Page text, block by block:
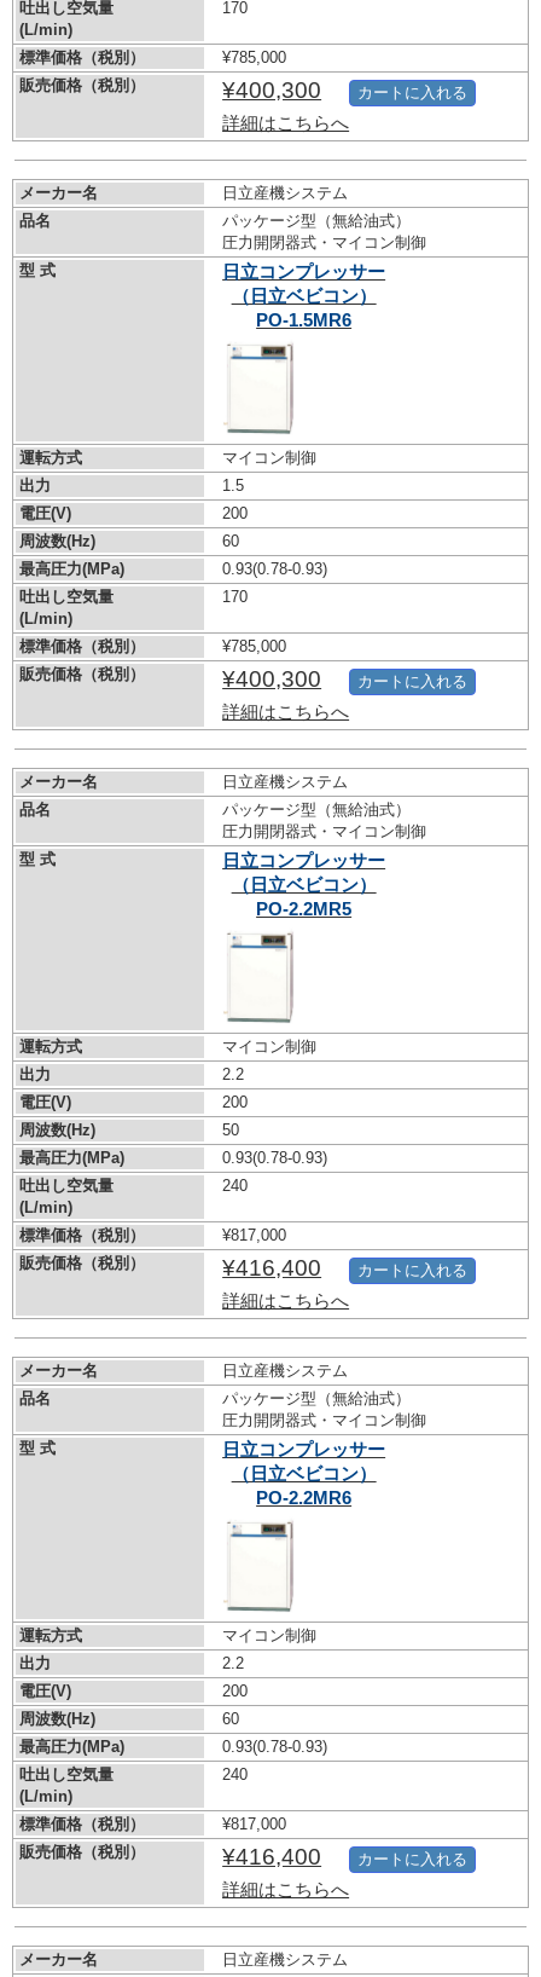
吐出し空気量
(L/min)
170
標準価格（税別）
¥785,000
販売価格（税別）
¥400,300
詳細はこちらへ
カートに入れる
メーカー名
日立産機システム
品名
パッケージ型（無給油式）
圧力開閉器式・マイコン制御
型 式
日立コンプレッサー
（日立ベビコン）
PO-1.5MR6
運転方式
マイコン制御
出力
1.5
電圧(V)
200
周波数(Hz)
60
最高圧力(MPa)
0.93(0.78-0.93)
吐出し空気量
(L/min)
170
標準価格（税別）
¥785,000
販売価格（税別）
¥400,300
詳細はこちらへ
カートに入れる
メーカー名
日立産機システム
品名
パッケージ型（無給油式）
圧力開閉器式・マイコン制御
型 式
日立コンプレッサー
（日立ベビコン）
PO-2.2MR5
運転方式
マイコン制御
出力
2.2
電圧(V)
200
周波数(Hz)
50
最高圧力(MPa)
0.93(0.78-0.93)
吐出し空気量
(L/min)
240
標準価格（税別）
¥817,000
販売価格（税別）
¥416,400
詳細はこちらへ
カートに入れる
メーカー名
日立産機システム
品名
パッケージ型（無給油式）
圧力開閉器式・マイコン制御
型 式
日立コンプレッサー
（日立ベビコン）
PO-2.2MR6
運転方式
マイコン制御
出力
2.2
電圧(V)
200
周波数(Hz)
60
最高圧力(MPa)
0.93(0.78-0.93)
吐出し空気量
(L/min)
240
標準価格（税別）
¥817,000
販売価格（税別）
¥416,400
詳細はこちらへ
カートに入れる
メーカー名
日立産機システム